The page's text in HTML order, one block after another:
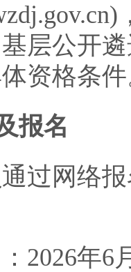
层公开
资格条
报名
网络报
年6